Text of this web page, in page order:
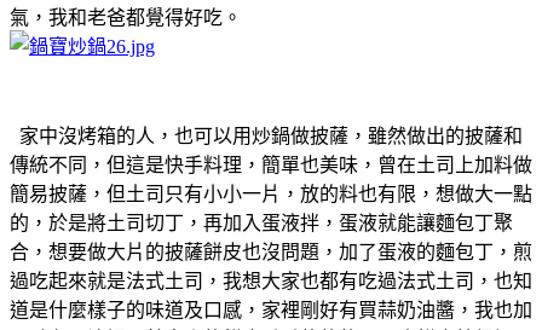
氣，我和老爸都覺得好吃。
家中沒烤箱的人，也可以用炒鍋做披薩，雖然做出的披薩和
傳統不同，但這是快手料理，簡單也美味，曾在土司上加料做
簡易披薩，但土司只有小小一片，放的料也有限，想做大一點
的，於是將土司切丁，再加入蛋液拌，蛋液就能讓麵包丁聚
合，想要做大片的披薩餅皮也沒問題，加了蛋液的麵包丁，煎
過吃起來就是法式土司，我想大家也都有吃過法式土司，也知
道是什麼樣子的味道及口感，家裡剛好有買蒜奶油醬，我也加